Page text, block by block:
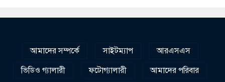
আমাদের সম্পর্কে সাইটম্যাপ
আরএসএস
ভিডিও গ্যালারী
ফটোগ্যালারী
আমাদের পরিবার